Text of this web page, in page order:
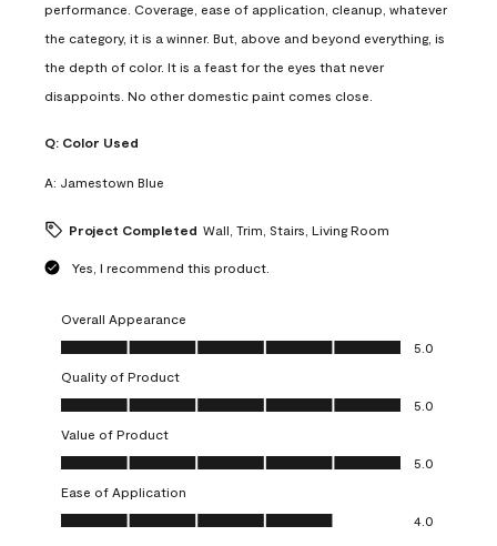
performance. Coverage, ease of application, cleanup, whatever
the category, it is a winner. But, above and beyond everything, is
the depth of color. It is a feast for the eyes that never
disappoints. No other domestic paint comes close.
Q: Color Used
A: Jamestown Blue
Project Completed Wall, Trim, Stairs, Living Room
Yes, I recommend this product.
Overall Appearance
Overall Appearance, 5.0 out of 5
5.0
Quality of Product
Quality of Product, 5.0 out of 5
5.0
Value of Product
Value of Product, 5.0 out of 5
5.0
Ease of Application
Ease of Application, 4.0 out of 5
4.0